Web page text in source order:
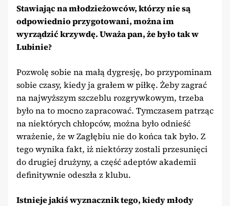
Stawiając na młodzieżowców, którzy nie są
odpowiednio przygotowani, można im
wyrządzić krzywdę. Uważa pan, że było tak w
Lubinie?
Pozwolę sobie na małą dygresję, bo przypominam
sobie czasy, kiedy ja grałem w piłkę. Żeby zagrać
na najwyższym szczeblu rozgrywkowym, trzeba
było na to mocno zapracować. Tymczasem patrząc
na niektórych chłopców, można było odnieść
wrażenie, że w Zagłębiu nie do końca tak było. Z
tego wynika fakt, iż niektórzy zostali przesunięci
do drugiej drużyny, a część adeptów akademii
definitywnie odeszła z klubu.
Istnieje jakiś wyznacznik tego, kiedy młody